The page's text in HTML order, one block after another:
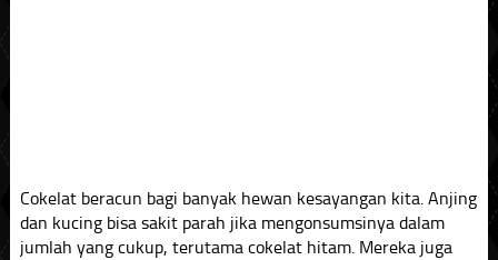
Cokelat beracun bagi banyak hewan kesayangan kita. Anjing
dan kucing bisa sakit parah jika mengonsumsinya dalam
jumlah yang cukup, terutama cokelat hitam. Mereka juga